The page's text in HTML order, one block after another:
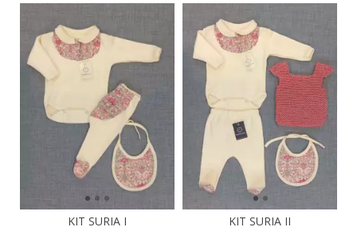
KIT SURIA I KIT SURIA II